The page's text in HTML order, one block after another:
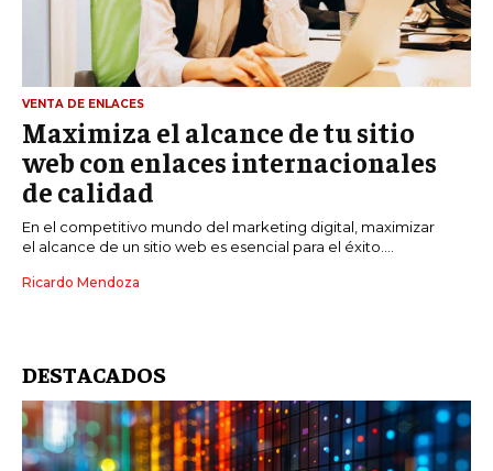
VENTA DE ENLACES
Maximiza el alcance de tu sitio
web con enlaces internacionales
de calidad
En el competitivo mundo del marketing digital, maximizar
el alcance de un sitio web es esencial para el éxito....
Ricardo Mendoza
DESTACADOS